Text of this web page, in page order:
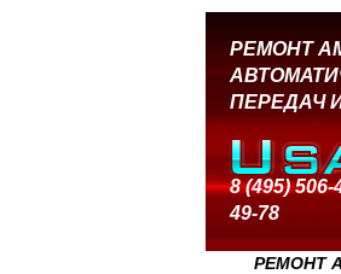
РЕМОНТ
ПЕРЕДАЧ
8 (495) 506-
49-78
РЕМОНТ